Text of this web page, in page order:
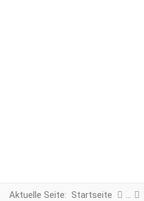
Aktuelle Seite: Startseite